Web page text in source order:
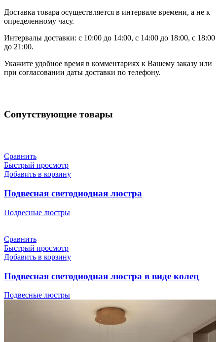
Доставка товара осуществляется в интервале времени, а не к
определенному часу.
Интервалы доставки: с 10:00 до 14:00, с 14:00 до 18:00, с 18:00
до 21:00.
Укажите удобное время в комментариях к Вашему заказу или
при согласовании даты доставки по телефону.
Сопутствующие товары
Сравнить
Быстрый просмотр
Добавить в корзину
Подвесная светодиодная люстра
Подвесные люстры
Сравнить
Быстрый просмотр
Добавить в корзину
Подвесная светодиодная люстра в виде колец
Подвесные люстры